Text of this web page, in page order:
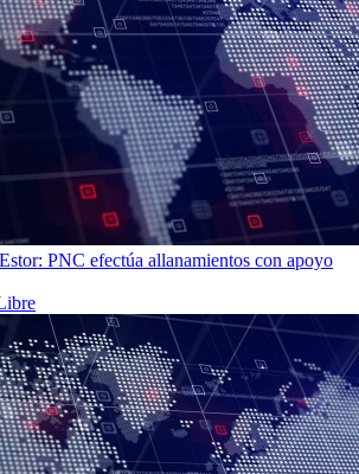
PNC efectúa allanamientos con apoyo